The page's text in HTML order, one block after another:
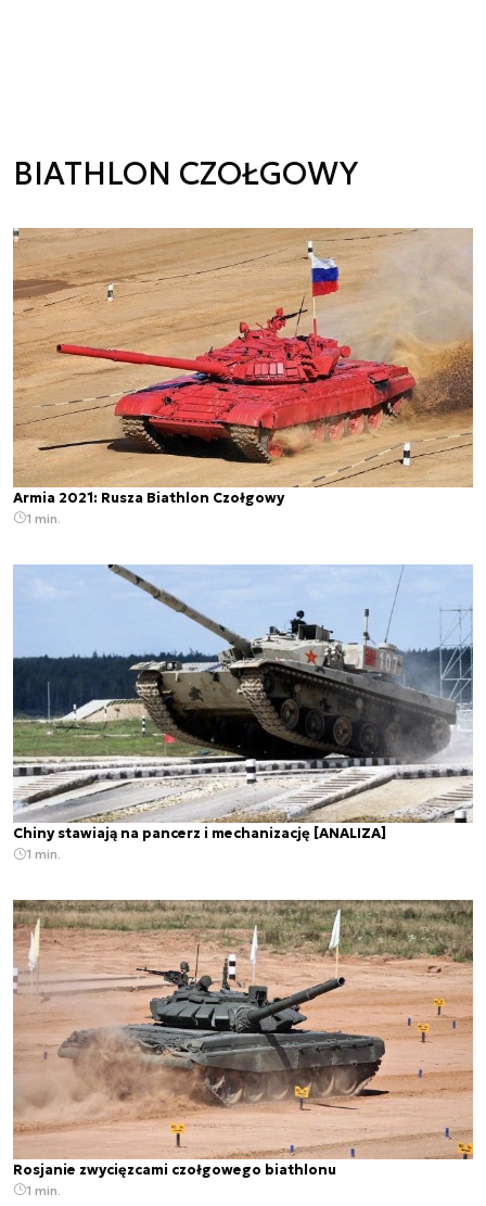
BIATHLON CZOŁGOWY
Armia 2021: Rusza Biathlon Czołgowy
1 min.
Chiny stawiają na pancerz i mechanizację [ANALIZA]
1 min.
Rosjanie zwycięzcami czołgowego biathlonu
1 min.